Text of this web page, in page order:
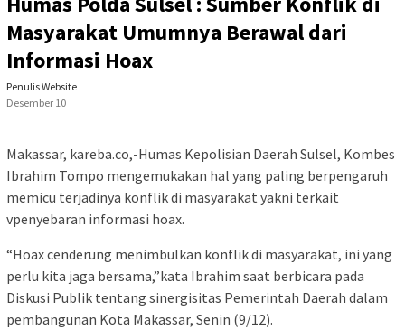
Masyarakat Umumnya Berawal dari
Informasi Hoax
Penulis Website
Desember 10
Makassar, kareba.co,-Humas Kepolisian Daerah Sulsel, Kombes
Ibrahim Tompo mengemukakan hal yang paling berpengaruh
memicu terjadinya konflik di masyarakat yakni terkait
vpenyebaran informasi hoax.
“Hoax cenderung menimbulkan konflik di masyarakat, ini yang
perlu kita jaga bersama,”kata Ibrahim saat berbicara pada
Diskusi Publik tentang sinergisitas Pemerintah Daerah dalam
pembangunan Kota Makassar, Senin (9/12).